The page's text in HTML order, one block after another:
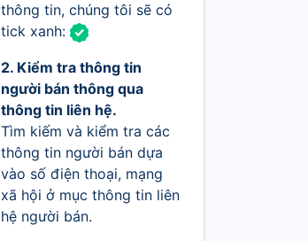
thông tin, chúng tôi sẽ có
tick xanh:
2. Kiểm tra thông tin
người bán thông qua
thông tin liên hệ.
Tìm kiếm và kiểm tra các
thông tin người bán dựa
vào số điện thoại, mạng
xã hội ở mục thông tin liên
hệ người bán.